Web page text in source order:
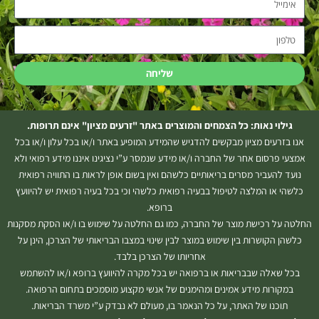
טלפון
שליחה
גילוי נאות: כל הצמחים והמוצרים באתר "זרעים מציון" אינם תרופות.
אנו בזרעים מציון מבקשים להדגיש שהמידע המופיע באתר ו/או בכל עלון ו/או בכל
אמצעי פרסום אחר של החברה ו/או מידע שנמסר ע”י נציגינו איננו מידע רפואי ולא
נועד להעביר מסרים בריאותיים כלשהם ואין בשום אופן לראות בו התוויה רפואית
כלשהי או המלצה לטיפול בבעיה רפואית כלשהי וכי בכל בעיה רפואית יש להיוועץ
ברופא.
החלטה על רכישת מוצר של החברה, כמו גם החלטה על שימוש בו ו/או הסקת מסקנות
כלשהן הקושרות בין שימוש במוצר לבין שינוי במצבו הבריאותי של הצרכן, הינן על
אחריותו של הצרכן בלבד.
בכל שאלה שבבריאות או ברפואה יש בכל מקרה להיוועץ ברופא ו/או להשתמש
במקורות מידע אמינים ומהימנים של אנשי מקצוע מוסמכים בתחום הרפואה.
תוכנו של האתר, על כל הנאמר בו, מעולם לא נבדק ע”י משרד הבריאות.